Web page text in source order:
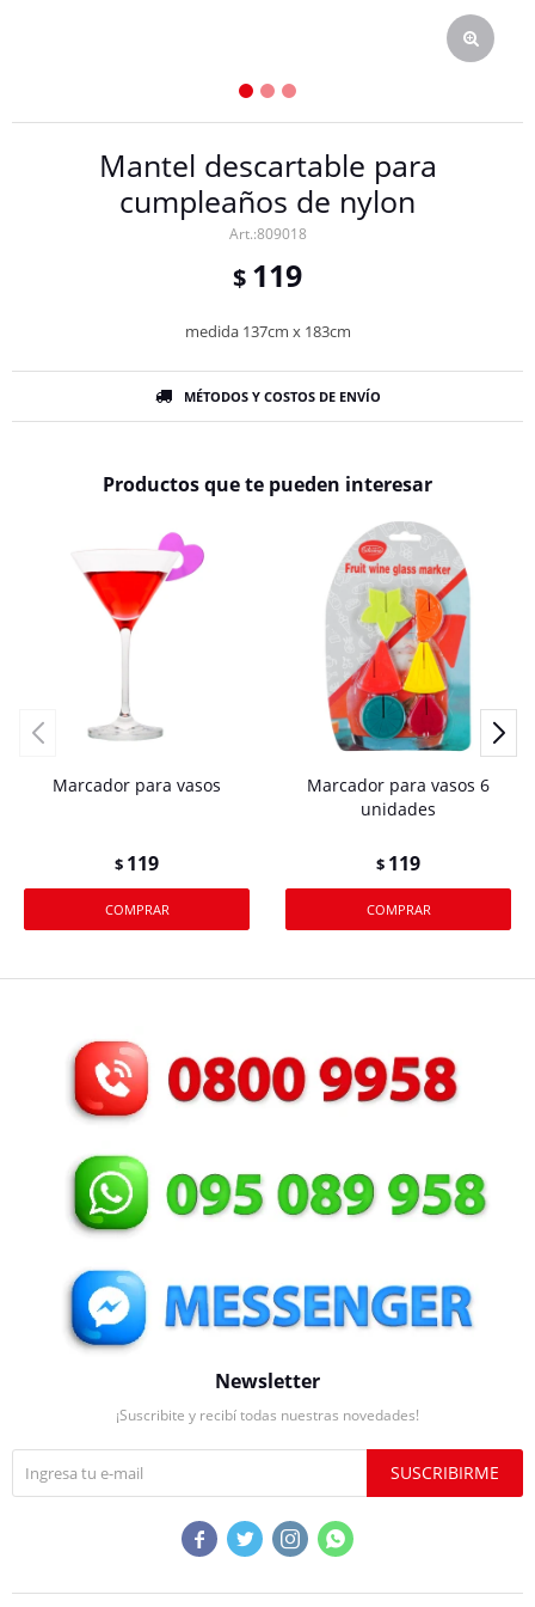
Mantel descartable para
cumpleaños de nylon
809018
$ 119
medida 137cm x 183cm
MÉTODOS Y COSTOS DE ENVÍO
Productos que te pueden interesar
Marcador para vasos
$ 119
Marcador para vasos 6
unidades
$ 119
Newsletter
¡Suscribite y recibí todas nuestras novedades!
SUSCRIBIRME
   